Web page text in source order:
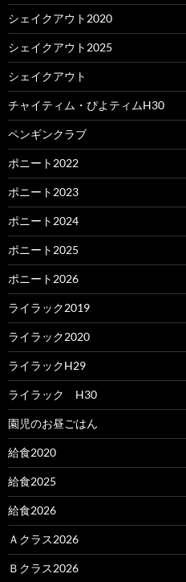
シェイクアウト2020
シェイクアウト2025
シェイクアウト
チャイティム・ぴよティムH30
ペンギンクラブ
ポニート2022
ポニート2023
ポニート2024
ポニート2025
ポニート2026
ライラック2019
ライラック2020
ライラックH29
ライラック H30
園児のお昼ごはん
給食2020
給食2025
給食2026
Ａクラス2026
Ｂクラス2026